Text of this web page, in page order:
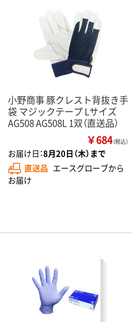
小野商事 豚クレスト背抜き手
袋 マジックテープ Lサイズ
AG508 AG508L 1双（直送品）
￥684（税込）
お届け日：8月20日（木）まで
直送品 エースグローブから
お届け